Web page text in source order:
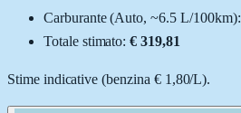
Carburante (Auto, ~6.5 L/100km):
Totale stimato:€ 319,81
Stime indicative (benzina € 1,80/L).